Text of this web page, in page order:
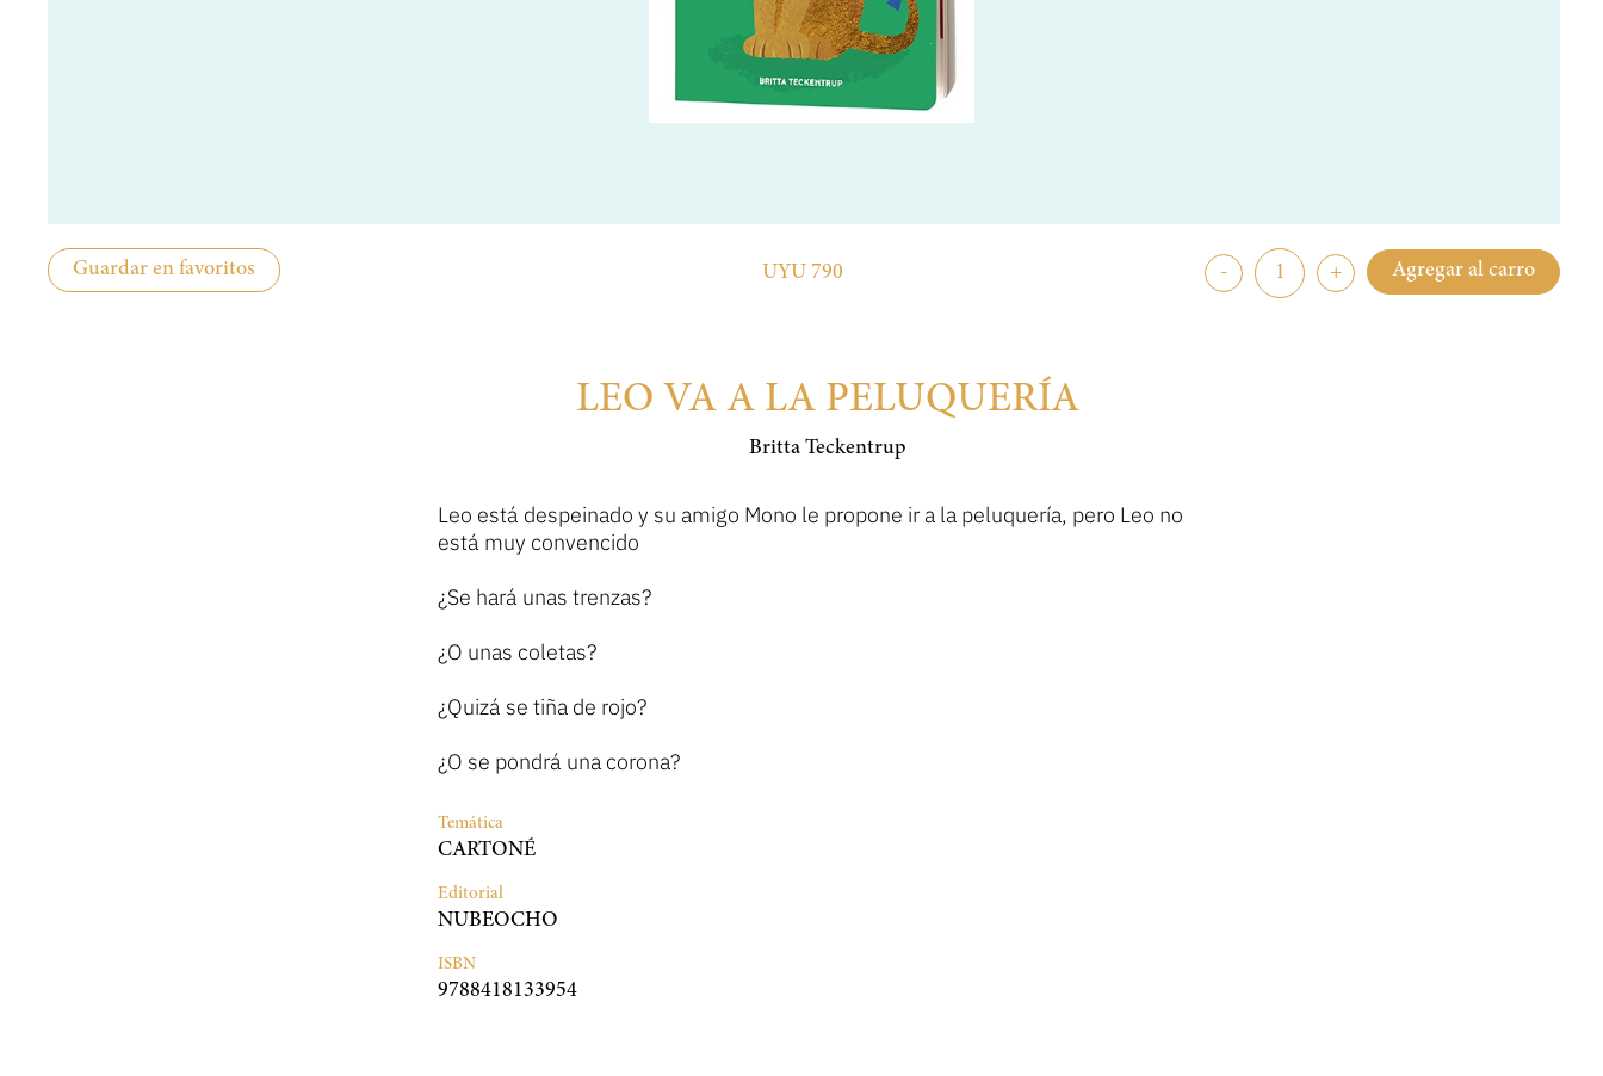
Guardar en favoritos UYU 790 - + Agregar al carro
LEO VA A LA PELUQUERÍA
Britta Teckentrup
Leo está despeinado y su amigo Mono le propone ir a la peluquería, pero Leo no
está muy convencido
¿Se hará unas trenzas?
¿O unas coletas?
¿Quizá se tiña de rojo?
¿O se pondrá una corona?
Temática
CARTONÉ
Editorial
NUBEOCHO
ISBN
9788418133954